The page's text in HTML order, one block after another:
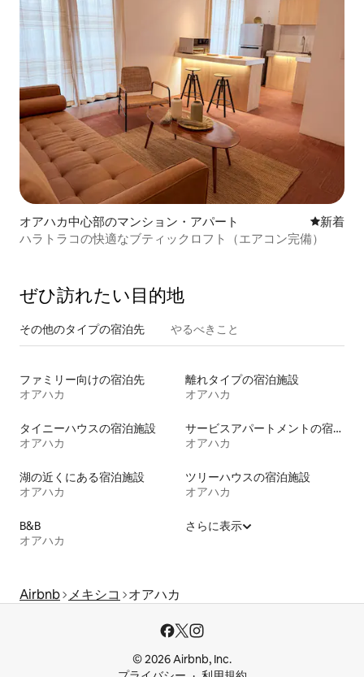
オアハカ中心部のマンション・アパート 新しい宿
新着
ハラトラコの快適なブティックロフト（エアコン完備）
ぜひ訪⁠れ⁠た⁠い目⁠的⁠地
その他のタ⁠イ⁠プ⁠の宿⁠泊⁠先 やるべきこと
ファミリー向けの宿泊先
オアハカ
離れタイプの宿泊施設
オアハカ
タイニーハウスの宿泊施設
オアハカ
サービスアパートメントの宿泊施設
オアハカ
湖の近くにある宿泊施設
オアハカ
ツリーハウスの宿泊施設
オアハカ
B&B
オアハカ
さらに表示
Airbnb メキシコ オアハカ
© 2026 Airbnb, Inc.